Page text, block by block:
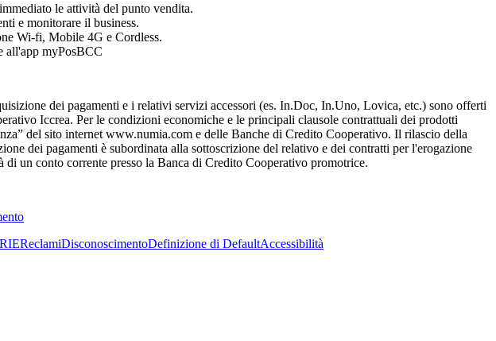
le attività del punto vendita.
e monitorare il business.
Wi-fi, Mobile 4G e Cordless.
all'app myPosBCC
dei pagamenti e i relativi servizi accessori (es. In.Doc, In.Uno, Lovica, etc.) sono offerti
Iccrea. Per le condizioni economiche e le principali clausole contrattuali dei prodotti
del sito internet www.numia.com e delle Banche di Credito Cooperativo. Il rilascio della
dei pagamenti è subordinata alla sottoscrizione del relativo e dei contratti per l'erogazione
un conto corrente presso la Banca di Credito Cooperativo promotrice.
ReclamiDisconoscimentoDefinizione di DefaultAccessibilità